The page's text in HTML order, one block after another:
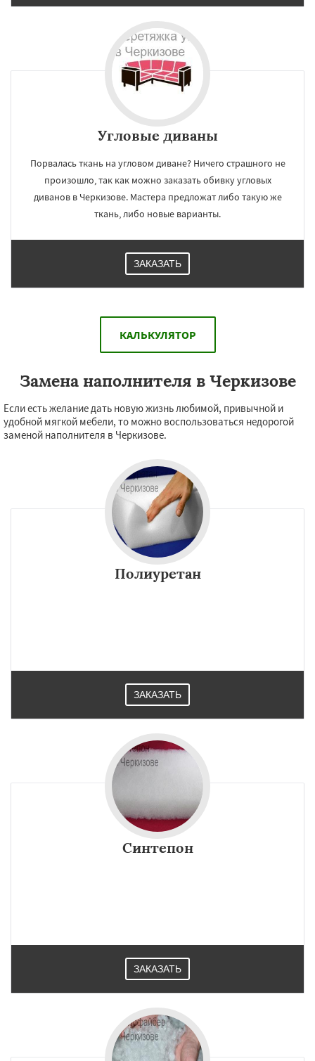
Угловые диваны
Порвалась ткань на угловом диване? Ничего страшного не
произошло, так как можно заказать обивку угловых
диванов в Черкизове. Мастера предложат либо такую же
ткань, либо новые варианты.
ЗАКАЗАТЬ
КАЛЬКУЛЯТОР
Замена наполнителя в Черкизове
Если есть желание дать новую жизнь любимой, привычной и
удобной мягкой мебели, то можно воспользоваться недорогой
заменой наполнителя в Черкизове.
Полиуретан
ЗАКАЗАТЬ
Синтепон
ЗАКАЗАТЬ